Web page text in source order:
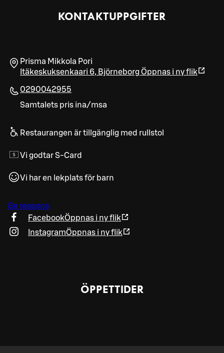
KONTAKTUPPGIFTER
Prisma Mikkola Pori
Itäkeskuksenkaari 6, BjörneborgÖppnas i ny flik
0290042955
Samtalets pris ina/msa
Restaurangen är tillgänglig med rullstol
Vi godtar S-Card
Vi har en lekplats för barn
Ge respons
FacebookÖppnas i ny flik
InstagramÖppnas i ny flik
ÖPPETTIDER